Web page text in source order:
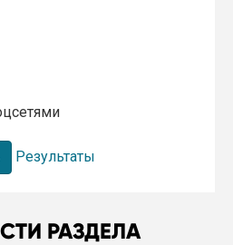
Результаты
РАЗДЕЛА